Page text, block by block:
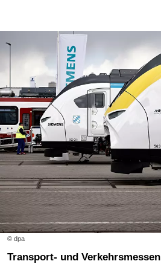
© dpa
Transport- und Verkehrsmessen